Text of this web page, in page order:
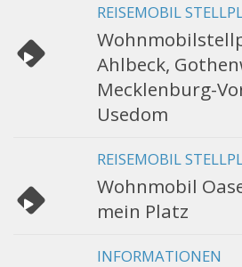
REISEMOBIL
Ahlbeck,
Mecklenburg-
Usedom
REISEMOBIL
Wohnmobil
mein Platz
INFORMATIONEN